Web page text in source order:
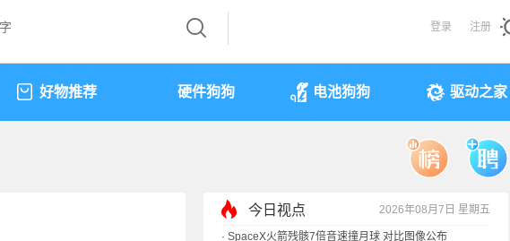
登录 注册
好物推荐 硬件狗狗 电池狗狗 驱动之家
今日视点
2026年08月7日 星期五
SpaceX火箭残骸7倍音速撞月球 对比图像公布